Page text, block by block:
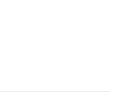
em Pinterest